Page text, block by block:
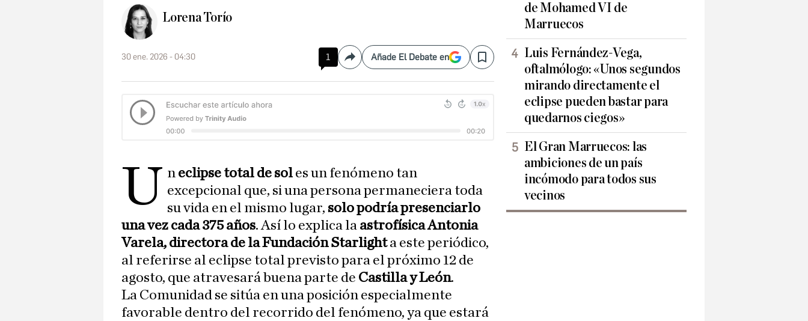
Lorena Torío
30 ene. 2026 - 04:30 1 CompartirAñade El Debate en Save
U n eclipse total de sol es un fenómeno tan
excepcional que, si una persona permaneciera toda
su vida en el mismo lugar, solo podría presenciarlo
una vez cada 375 años. Así lo explica la astrofísica Antonia
Varela, directora de la Fundación Starlighta este periódico,
al referirse al eclipse total previsto para el próximo 12 de
agosto, que atravesará buena parte de Castilla y León.
La Comunidad se sitúa en una posición especialmente
favorable dentro del recorrido del fenómeno, ya que estará
de Mohamed VI de
Marruecos
Luis Fernández-Vega,
oftalmólogo: «Unos segundos
mirando directamente el
eclipse pueden bastar para
quedarnos ciegos»
El Gran Marruecos: las
ambiciones de un país
incómodo para todos sus
vecinos